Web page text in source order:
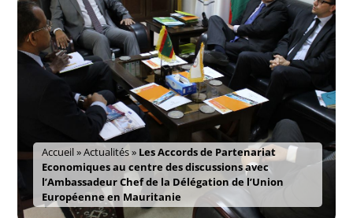
Accueil»Actualités» Les Accords de Partenariat
Economiques au centre des discussions avec
l’Ambassadeur Chef de la Délégation de l’Union
Européenne en Mauritanie